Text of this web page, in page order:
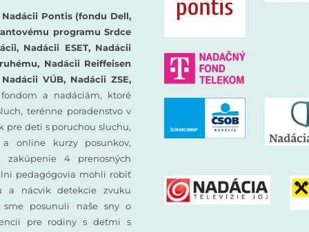
Nadácii Pontis (fondu Dell,
programu Srdce
Nadácii ESET, Nadácii
Nadácii Reiffeisen
VÚB, Nadácii ZSE,
a nadáciám, ktoré
terénne poradenstvo v
pre deti s poruchou sluchu,
online kurzy posunkov,
4 prenosných
pedagógovia mohli robiť
a nácvik detekcie zvuku
sme posunuli naše sny o
pre rodiny s deťmi s